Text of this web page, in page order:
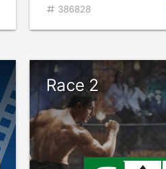
386828
Race 2